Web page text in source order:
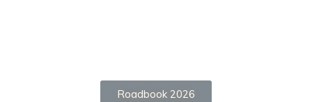
Roadbook 2026